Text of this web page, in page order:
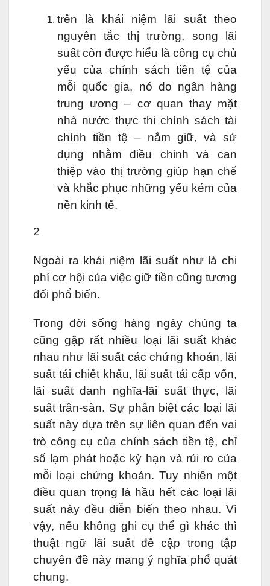
trên là khái niệm lãi suất theo
nguyên tắc thị trường, song lãi
suất còn được hiểu là công cụ chủ
yếu của chính sách tiền tệ của
mỗi quốc gia, nó do ngân hàng
trung ương – cơ quan thay mặt
nhà nước thực thi chính sách tài
chính tiền tệ – nắm giữ, và sử
dụng nhằm điều chỉnh và can
thiệp vào thị trường giúp hạn chế
và khắc phục những yếu kém của
nền kinh tế.
2
Ngoài ra khái niệm lãi suất như là chi
phí cơ hội của việc giữ tiền cũng tương
đối phổ biến.
Trong đời sống hàng ngày chúng ta
cũng gặp rất nhiều loại lãi suất khác
nhau như lãi suất các chứng khoán, lãi
suất tái chiết khấu, lãi suất tái cấp vốn,
lãi suất danh nghĩa-lãi suất thực, lãi
suất trần-sàn. Sự phân biệt các loại lãi
suất này dựa trên sự liên quan đến vai
trò công cụ của chính sách tiền tệ, chỉ
số lạm phát hoặc kỳ hạn và rủi ro của
mỗi loại chứng khoán. Tuy nhiên một
điều quan trọng là hầu hết các loại lãi
suất này đều diễn biến theo nhau. Vì
vậy, nếu không ghi cụ thể gì khác thì
thuật ngữ lãi suất đề cập trong tập
chuyên đề này mang ý nghĩa phổ quát
chung.